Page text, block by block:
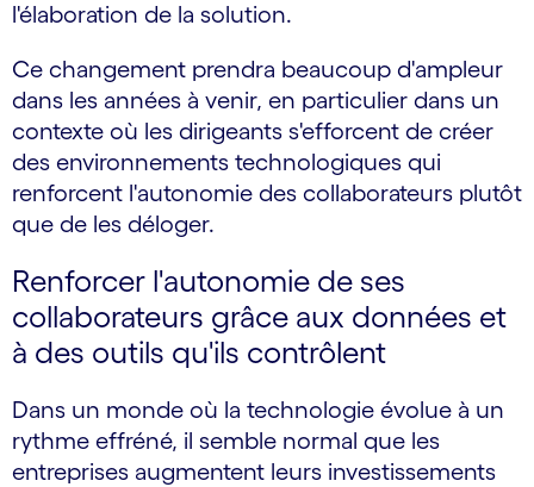
l'élaboration de la solution.
Ce changement prendra beaucoup d'ampleur
dans les années à venir, en particulier dans un
contexte où les dirigeants s'efforcent de créer
des environnements technologiques qui
renforcent l'autonomie des collaborateurs plutôt
que de les déloger.
Renforcer l'autonomie de ses
collaborateurs grâce aux données et
à des outils qu'ils contrôlent
Dans un monde où la technologie évolue à un
rythme effréné, il semble normal que les
entreprises augmentent leurs investissements